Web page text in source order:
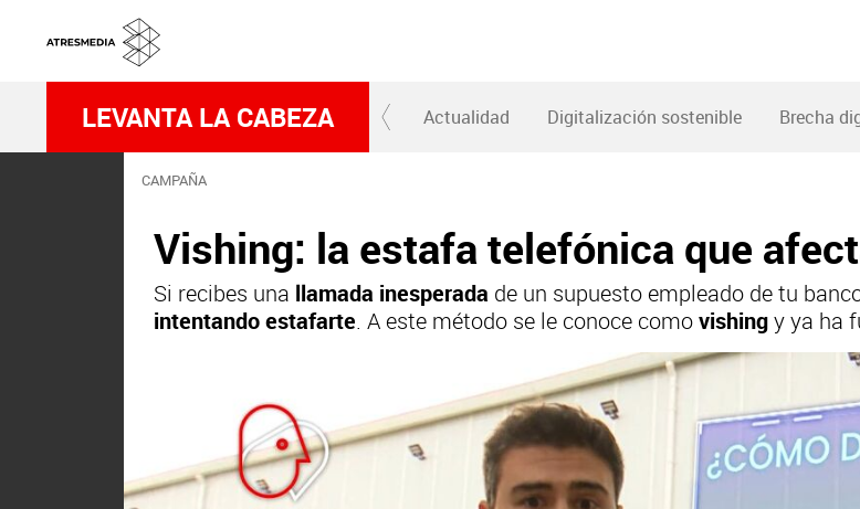
LEVANTA LA CABEZA Actualidad Digitalización sostenible Brecha
CAMPAÑA
Vishing: la estafa telefónica que
Si recibes una llamada inesperada de un supuesto empleado de tu
intentando estafarte. A este método se le conoce comovishingy ya ha